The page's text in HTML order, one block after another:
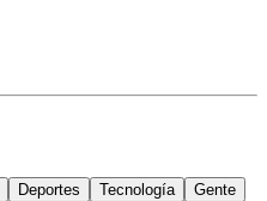
Deportes Tecnología Gente